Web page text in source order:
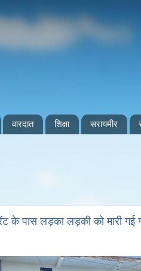
वारदात शिक्षा सरायमीर
के पास लड़का लड़की को मारी गई